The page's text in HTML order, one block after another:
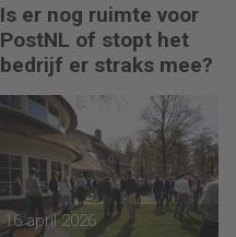
Is er nog ruimte voor
PostNL of stopt het
bedrijf er straks mee?
16 april 2026